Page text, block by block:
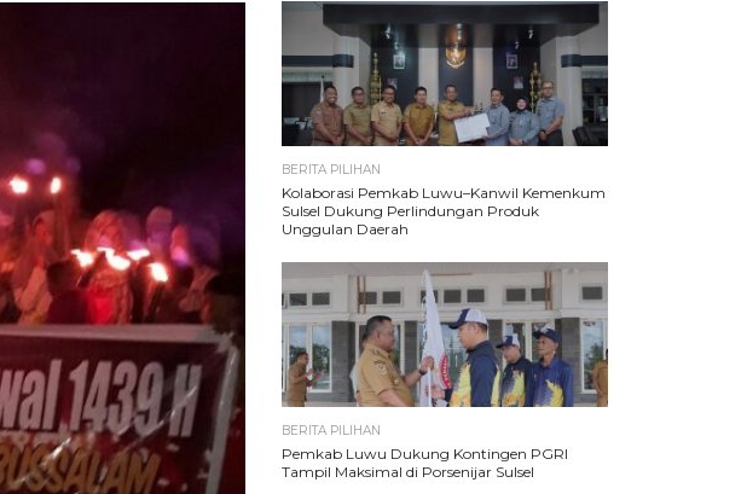
BERITA PILIHAN
Kolaborasi Pemkab Luwu–Kanwil Kemenkum
Sulsel Dukung Perlindungan Produk
Unggulan Daerah
BERITA PILIHAN
Pemkab Luwu Dukung Kontingen PGRI
Tampil Maksimal di Porsenijar Sulsel